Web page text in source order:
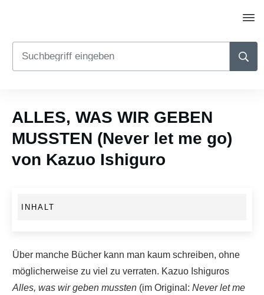
ALLES, WAS WIR GEBEN
MUSSTEN (Never let me go)
von Kazuo Ishiguro
INHALT
Über manche Bücher kann man kaum schreiben, ohne
möglicherweise zu viel zu verraten. Kazuo Ishiguros
Alles, was wir geben mussten (im Original: Never let me